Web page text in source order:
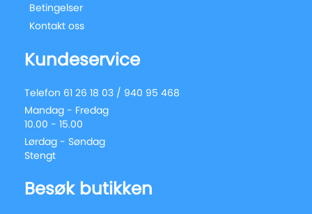
Betingelser
Kontakt oss
Kundeservice
Telefon 61 26 18 03 / 940 95 468
Mandag - Fredag
10.00 - 15.00
Lørdag - Søndag
Stengt
Besøk butikken